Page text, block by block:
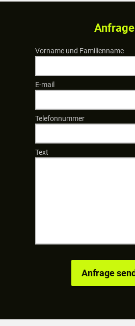
Anfrage
Vorname und Familienname
E-mail
Telefonnummer
Text